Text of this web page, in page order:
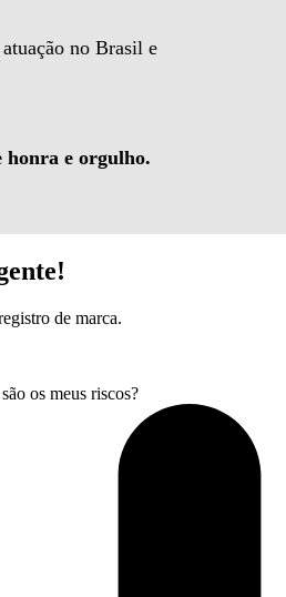
no Brasil e
honra e orgulho.
de marca.
os meus riscos?